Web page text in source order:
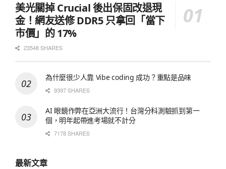
美光關掉 Crucial 後出保固改退現
金！網友送修 DDR5 只拿回「當下
市價」的 17%
23548 SHARES
為什麼很少人靠 Vibe coding 成功？重點是品味
9397 SHARES
AI 眼鏡作弊在亞洲大流行！台灣分科測驗抓到第一
個，明年起帶進考場就不計分
7178 SHARES
最新文章